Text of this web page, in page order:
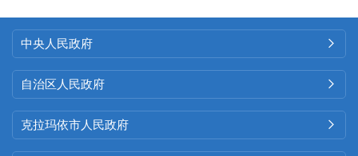
中央人民政府 
自治区人民政府 
克拉玛依市人民政府 